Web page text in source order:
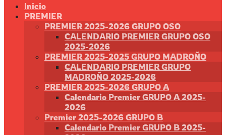
Inicio
PREMIER
PREMIER 2025-2026 GRUPO OSO
CALENDARIO PREMIER GRUPO OSO
2025-2026
PREMIER 2025-2025 GRUPO MADROÑO
CALENDARIO PREMIER GRUPO
MADROÑO 2025-2026
PREMIER 2025-2026 GRUPO A
Calendario Premier GRUPO A 2025-
2026
Premier 2025-2026 GRUPO B
Calendario Premier GRUPO B 2025-